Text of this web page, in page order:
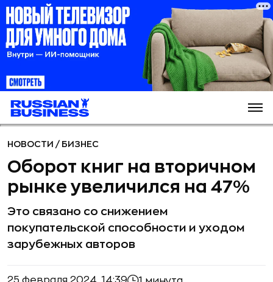
НОВОСТИ / БИЗНЕС
Оборот книг на вторичном
рынке увеличился на 47%
Это связано со снижением
покупательской способности и уходом
зарубежных авторов